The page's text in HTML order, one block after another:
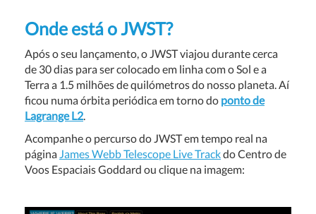
Onde está o JWST?
Após o seu lançamento, o JWST viajou durante cerca
de 30 dias para ser colocado em linha com o Sol e a
Terra a 1.5 milhões de quilómetros do nosso planeta. Aí
ficou numa órbita periódica em torno do ponto de
Lagrange L2.
Acompanhe o percurso do JWST em tempo real na
página James Webb Telescope Live Trackdo Centro de
Voos Espaciais Goddard ou clique na imagem: